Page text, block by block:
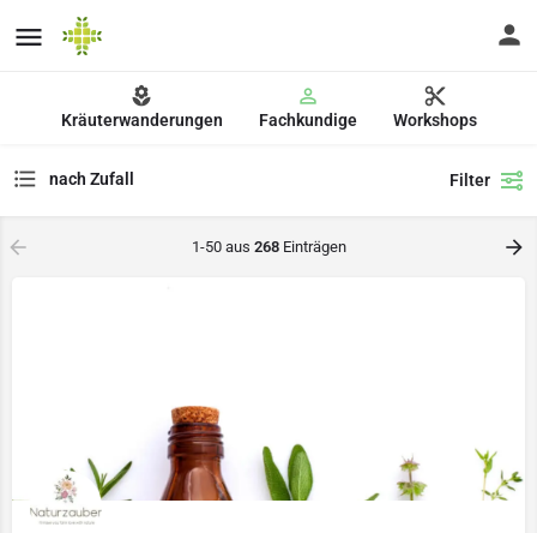
Kräuterwanderungen Fachkundige Workshops
nach Zufall Filter
1-50 aus 268Einträgen